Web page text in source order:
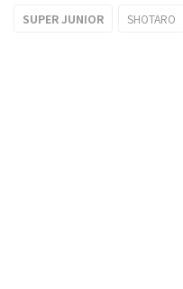
SUPER JUNIOR SHOTARO